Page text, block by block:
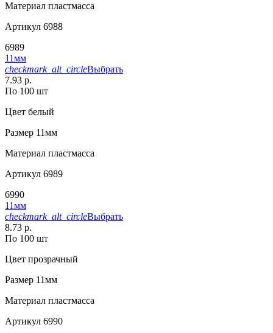
Материал пластмасса
Артикул 6988
6989
11мм
checkmark_alt_circleВыбрать
7.93 р.
По 100 шт
Цвет белый
Размер 11мм
Материал пластмасса
Артикул 6989
6990
11мм
checkmark_alt_circleВыбрать
8.73 р.
По 100 шт
Цвет прозрачный
Размер 11мм
Материал пластмасса
Артикул 6990